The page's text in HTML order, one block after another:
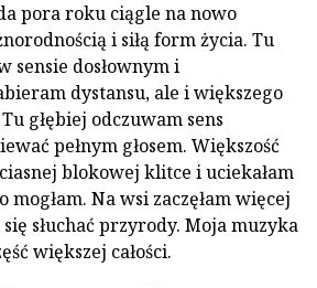
pora roku ciągle na nowo
i siłą form życia. Tu
sensie dosłownym i
dystansu, ale i większego
głębiej odczuwam sens
pełnym głosem. Większość
blokowej klitce i uciekałam
mogłam. Na wsi zaczęłam więcej
się słuchać przyrody. Moja muzyka
większej całości.